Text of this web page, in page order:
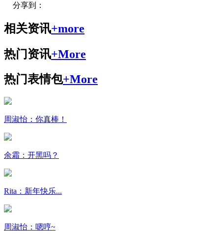
分享到：
相关资讯+more
热门资讯+More
热门表情包+More
周淑怡：你真棒！
余霜：开黑吗？
Rita：新年快乐...
周淑怡：嗯哼~